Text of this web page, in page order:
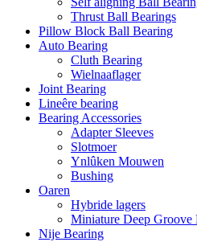
Thrust Ball Bearings
Pillow Block Ball Bearing
Auto Bearing
Cluth Bearing
Wielnaaflager
Joint Bearing
Lineêre bearing
Bearing Accessories
Adapter Sleeves
Slotmoer
Ynlûken Mouwen
Bushing
Oaren
Hybride lagers
Miniature Deep Groove
Nije Bearing